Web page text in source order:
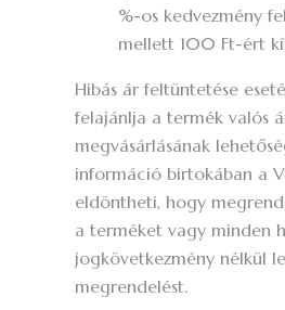
%-os kedvezmény
mellett 100 Ft-ért
Hibás ár feltüntetése
felajánlja a termék valós
megvásárlásának
információ birtokában a
eldöntheti, hogy
a terméket vagy minden
jogkövetkezmény nélkül
megrendelést.